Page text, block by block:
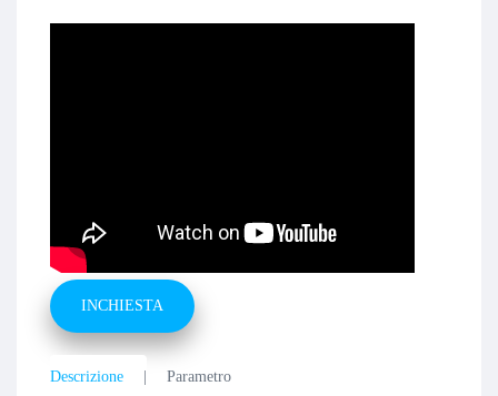
INCHIESTA
Descrizione Parametro